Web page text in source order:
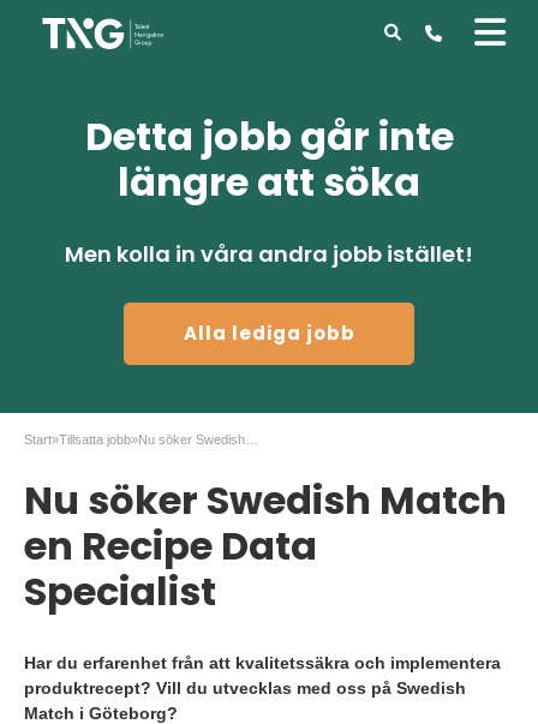
Detta jobb går inte
längre att söka
Men kolla in våra andra jobb istället!
Alla lediga jobb
Start»Tillsatta jobb»
Nu söker Swedish Match
en Recipe Data
Specialist
Har du erfarenhet från att kvalitetssäkra och implementera
produktrecept? Vill du utvecklas med oss på Swedish
Match i Göteborg?